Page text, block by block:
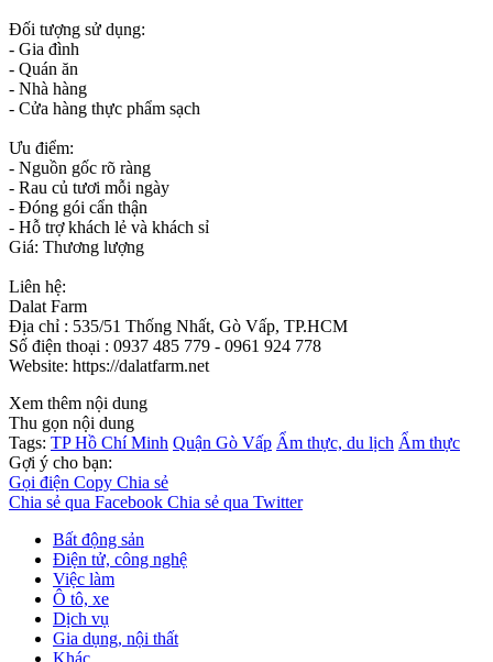
Đối tượng sử dụng:
- Gia đình
- Quán ăn
- Nhà hàng
- Cửa hàng thực phẩm sạch
Ưu điểm:
- Nguồn gốc rõ ràng
- Rau củ tươi mỗi ngày
- Đóng gói cẩn thận
- Hỗ trợ khách lẻ và khách sỉ
Giá: Thương lượng
Liên hệ:
Dalat Farm
Địa chỉ : 535/51 Thống Nhất, Gò Vấp, TP.HCM
Số điện thoại : 0937 485 779 - 0961 924 778
Website: https://dalatfarm.net
Xem thêm nội dung
Thu gọn nội dung
Tags: TP Hồ Chí Minh Quận Gò Vấp Ẩm thực, du lịch Ẩm thực
Gợi ý cho bạn:
Gọi điện Copy Chia sẻ
Chia sẻ qua Facebook Chia sẻ qua Twitter
Bất động sản
Điện tử, công nghệ
Việc làm
Ô tô, xe
Dịch vụ
Gia dụng, nội thất
Khác